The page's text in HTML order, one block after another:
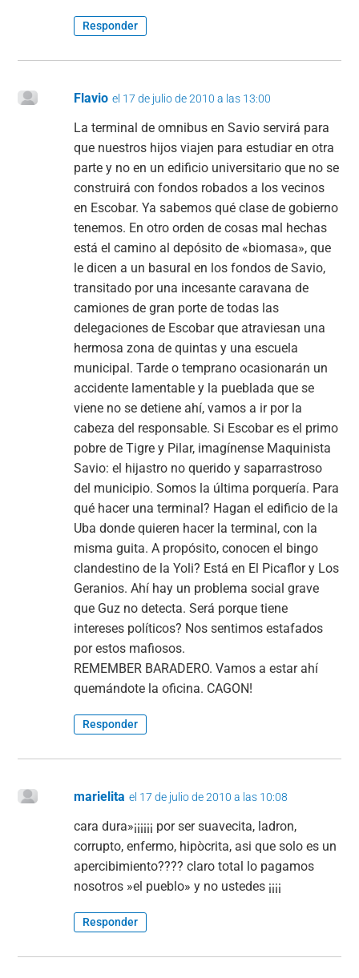
Responder
Flavio el 17 de julio de 2010 a las 13:00
La terminal de omnibus en Savio servirá para
que nuestros hijos viajen para estudiar en otra
parte y no en un edificio universitario que no se
construirá con fondos robados a los vecinos
en Escobar. Ya sabemos qué clase de gobierno
tenemos. En otro orden de cosas mal hechas
está el camino al depósito de «biomasa», que
le dicen a un basural en los fondos de Savio,
transitado por una incesante caravana de
camiones de gran porte de todas las
delegaciones de Escobar que atraviesan una
hermosa zona de quintas y una escuela
municipal. Tarde o temprano ocasionarán un
accidente lamentable y la pueblada que se
viene no se detiene ahí, vamos a ir por la
cabeza del responsable. Si Escobar es el primo
pobre de Tigre y Pilar, imagínense Maquinista
Savio: el hijastro no querido y saparrastroso
del municipio. Somos la última porquería. Para
qué hacer una terminal? Hagan el edificio de la
Uba donde quieren hacer la terminal, con la
misma guita. A propósito, conocen el bingo
clandestino de la Yoli? Está en El Picaflor y Los
Geranios. Ahí hay un problema social grave
que Guz no detecta. Será porque tiene
intereses políticos? Nos sentimos estafados
por estos mafiosos.
REMEMBER BARADERO. Vamos a estar ahí
quemándote la oficina. CAGON!
Responder
marielita el 17 de julio de 2010 a las 10:08
cara dura»¡¡¡¡¡¡ por ser suavecita, ladron,
corrupto, enfermo, hipòcrita, asi que solo es un
apercibimiento???? claro total lo pagamos
nosotros »el pueblo» y no ustedes ¡¡¡¡
Responder